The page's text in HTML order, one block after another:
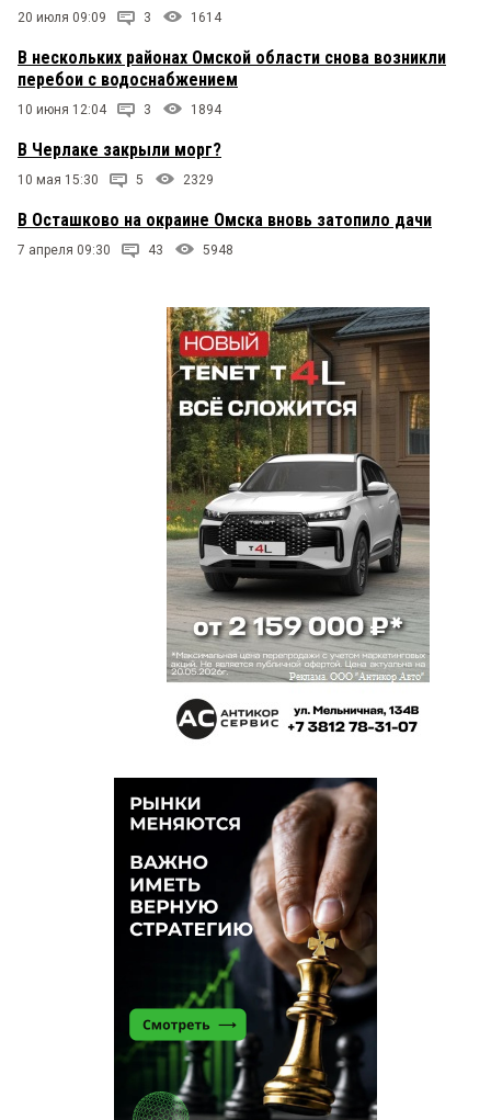
20 июля 09:09 3 1614
В нескольких районах Омской области снова возникли
перебои с водоснабжением
10 июня 12:04 3 1894
В Черлаке закрыли морг?
10 мая 15:30 5 2329
В Осташково на окраине Омска вновь затопило дачи
7 апреля 09:30 43 5948